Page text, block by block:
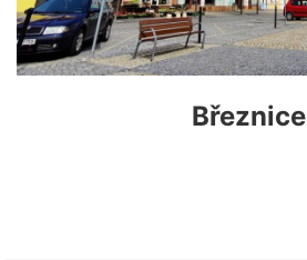
Březnice